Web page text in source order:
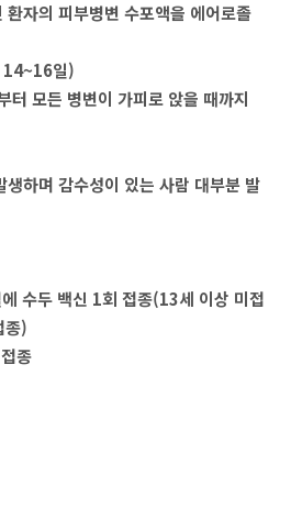
자의 피부병변 수포액을 에어로졸
일)
모든 병변이 가피로 앉을 때까지
하며 감수성이 있는 사람 대부분 발
수두 백신 1회 접종(13세 이상 미접
종)
종